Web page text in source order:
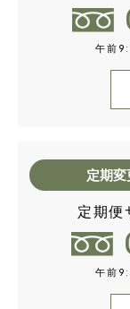
午前
定期
定期便
午前